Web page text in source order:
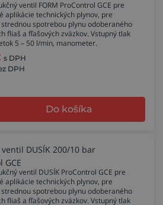
ventil FORM ProControl GCE pre
aplikácie technických plynov, pre
spotrebou plynu odoberaného
fliaš a fľašových zväzkov. Vstupný tlak
5 – 50 l/min, manometer.
s DPH
DPH
Do košíka
DUSÍK 200/10 bar
GCE
ventil DUSÍK ProControl GCE pre
aplikácie technických plynov, pre
spotrebou plynu odoberaného
fliaš a fľašových zväzkov. Vstupný tlak